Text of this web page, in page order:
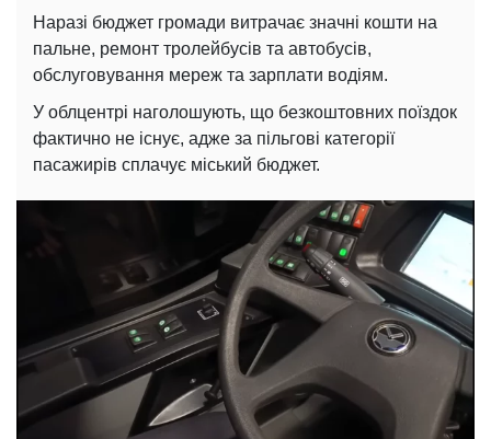
Наразі бюджет громади витрачає значні кошти на
пальне, ремонт тролейбусів та автобусів,
обслуговування мереж та зарплати водіям.
У облцентрі наголошують, що безкоштовних поїздок
фактично не існує, адже за пільгові категорії
пасажирів сплачує міський бюджет.